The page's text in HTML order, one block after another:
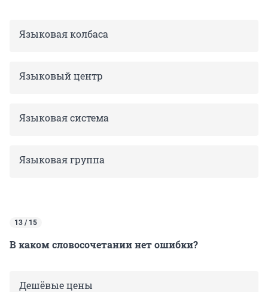
Языковая колбаса
Языковый центр
Языковая система
Языковая группа
13 / 15
В каком словосочетании нет ошибки?
Дешёвые цены